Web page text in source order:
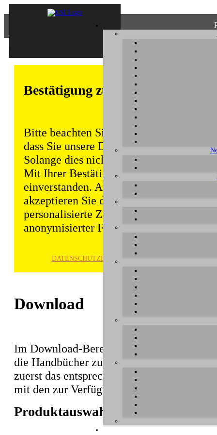
Bestätigung zum Datenschutz
Bitte beachten Sie, dass einige
dass Sie unsere Datenschutzerklärung
Solange dies nicht erfolgt, wird dieser
Mit Ihrer Bestätigung sind Sie auch mit
einverstanden. Auch unabhängig von
akzeptieren Sie durch die weitere
personalisierte Zugriffsdaten gemäß
anonymisierter Form gespeichert und
DATENSCHUTZ­ERKLÄRUNG
Download
Im Download-Bereich können Sie
die Handbücher zu unseren Produkten
zuerst das entsprechende Produkt aus,
mit den zur Verfügung stehenden Dateien
Produktauswahl